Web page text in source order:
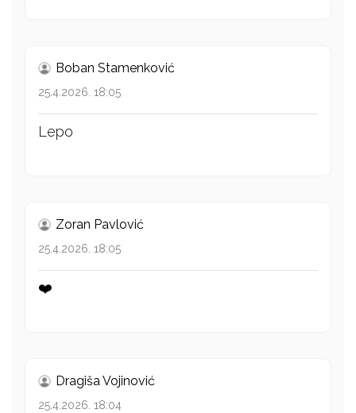
Boban Stamenković
25.4.2026. 18:05
Lepo
Zoran Pavlović
25.4.2026. 18:05
❤️
Dragiša Vojinović
25.4.2026. 18:04